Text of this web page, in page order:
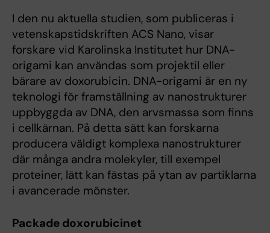
I den nu aktuella studien, som publiceras i
vetenskapstidskriften ACS Nano, visar
forskare vid Karolinska Institutet hur DNA-
origami kan användas som projektil eller
bärare av doxorubicin. DNA-origami är en ny
teknologi för framställning av nanostrukturer
uppbyggda av DNA, den arvsmassa som finns
i cellkärnan. På detta sätt kan forskarna
producera väldigt komplexa nanostrukturer
där många andra molekyler, till exempel
proteiner, lätt kan fästas på ytan av partiklarna
i avancerade mönster.
Packade doxorubicinet